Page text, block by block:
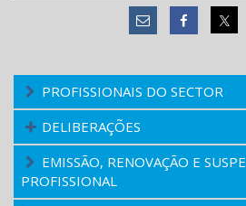
PROFISSIONAIS DO SECTOR
DELIBERAÇÕES
EMISSÃO, RENOVAÇÃO E
PROFISSIONAL